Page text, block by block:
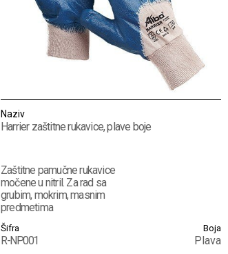
Naziv
Harrier zaštitne rukavice, plave boje
Zaštitne pamučne rukavice
močene u nitril. Za rad sa
grubim, mokrim, masnim
predmetima
Šifra
R-NP001
Boja
Plava